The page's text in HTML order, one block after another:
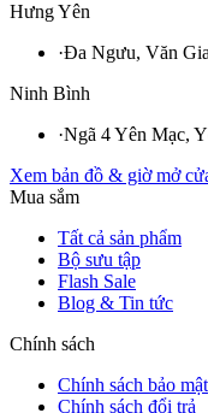
Hưng Yên
·Đa Ngưu, Văn
Ninh Bình
·Ngã 4 Yên Mạc,
Xem bản đồ & giờ mở
Mua sắm
Tất cả sản phẩm
Bộ sưu tập
Flash Sale
Blog & Tin tức
Chính sách
Chính sách bảo mật
Chính sách đổi trả